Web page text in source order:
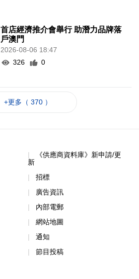
首店經濟推介會舉行 助潛力品牌落
戶澳門
2026-08-06 18:47
326
0
+更多（ 370 ）
《供應商資料庫》新申請/更
新
招標
廣告資訊
內部電郵
網站地圖
通知
節目投稿